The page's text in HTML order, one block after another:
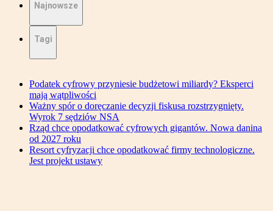
Najnowsze
Tagi
Podatek cyfrowy przyniesie budżetowi miliardy? Eksperci
mają wątpliwości
Ważny spór o doręczanie decyzji fiskusa rozstrzygnięty.
Wyrok 7 sędziów NSA
Rząd chce opodatkować cyfrowych gigantów. Nowa danina
od 2027 roku
Resort cyfryzacji chce opodatkować firmy technologiczne.
Jest projekt ustawy